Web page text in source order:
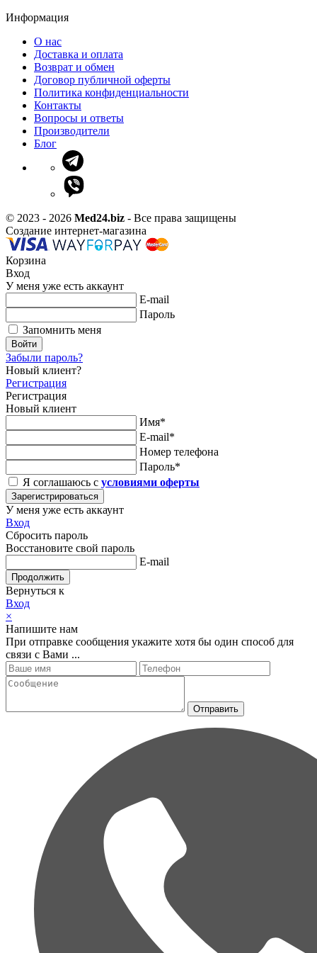
Информация
О нас
Доставка и оплата
Возврат и обмен
Договор публичной оферты
Политика конфиденциальности
Контакты
Вопросы и ответы
Производители
Блог
© 2023 - 2026 Med24.biz - Все права защищены
Создание интернет-магазина
Корзина
Вход
У меня уже есть аккаунт
E-mail
Пароль
Запомнить меня
Войти
Забыли пароль?
Новый клиент?
Регистрация
Регистрация
Новый клиент
Имя*
E-mail*
Номер телефона
Пароль*
Я соглашаюсь с условиями оферты
Зарегистрироваться
У меня уже есть аккаунт
Вход
Сбросить пароль
Восстановите свой пароль
E-mail
Продолжить
Вернуться к
Вход
×
Напишите нам
При отправке сообщения укажите хотя бы один способ для
связи с Вами ...
Отправить